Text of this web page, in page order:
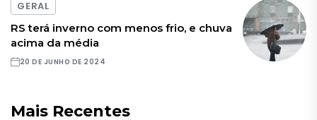
GERAL
RS terá inverno com menos frio, e chuva
acima da média
20 DE JUNHO DE 2024
Mais Recentes